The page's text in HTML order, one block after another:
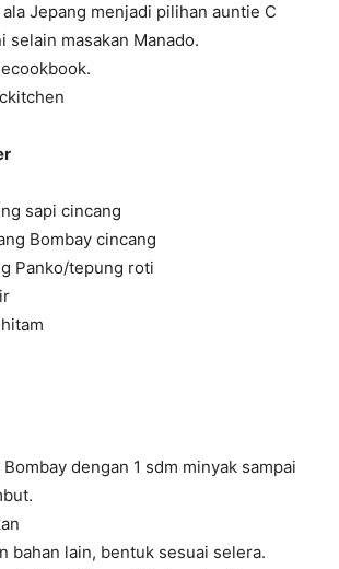
Jepang menjadi pilihan auntie C
selain masakan Manado.
sapi cincang
Bombay cincang
Panko/tepung roti
dengan 1 sdm minyak sampai
bahan lain, bentuk sesuai selera.